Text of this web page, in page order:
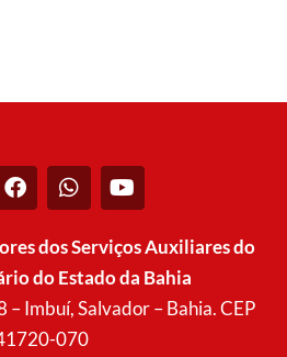
F
a
e
b
o
o
k
W
h
t
a
p
p
Y
o
t
u
b
e
dos Serviços Auxiliares do
do Estado da Bahia
– Imbuí, Salvador – Bahia. CEP
070